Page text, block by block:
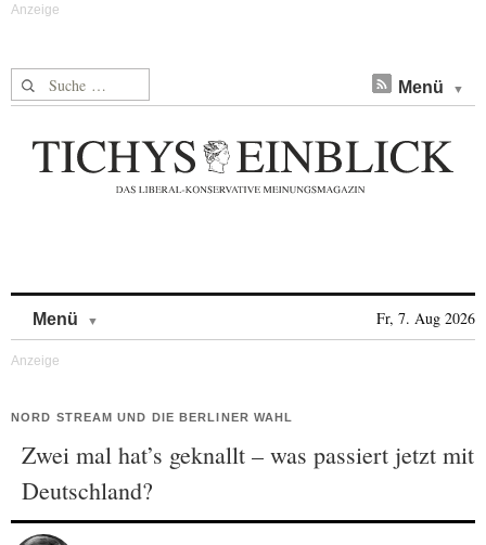
Suche nach: Menü
Menü Fr, 7. Aug 2026
NORD STREAM UND DIE BERLINER WAHL
Zwei mal hat’s geknallt – was passiert jetzt mit
Deutschland?